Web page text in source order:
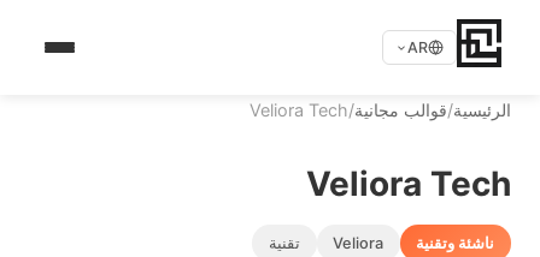
AR
الرئيسية/قوالب مجانية/
Veliora Tech
Veliora Tech
ناشئة وتقنية Veliora تقنية